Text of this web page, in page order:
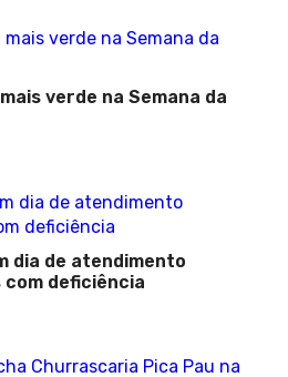
verde na Semana da
dia de atendimento
deficiência